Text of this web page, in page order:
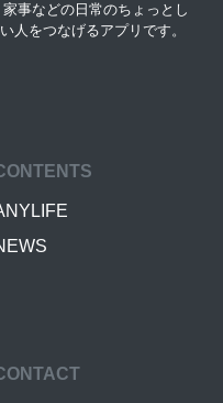
事などの日常のちょっとし
人をつなげるアプリです。